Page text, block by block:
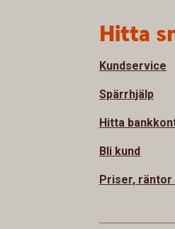
Hitta
Kundservice
Spärrhjälp
Hitta
Bli kund
Priser,